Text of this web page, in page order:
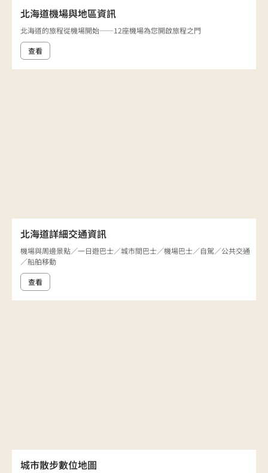
北海道機場與地區資訊
北海道的旅程從機場開始——12座機場為您開啟旅程之門
查看
北海道詳細交通資訊
機場與周邊景點／一日遊巴士／城市間巴士／機場巴士／自駕／公共交通
／船舶移動
查看
城市散步數位地圖